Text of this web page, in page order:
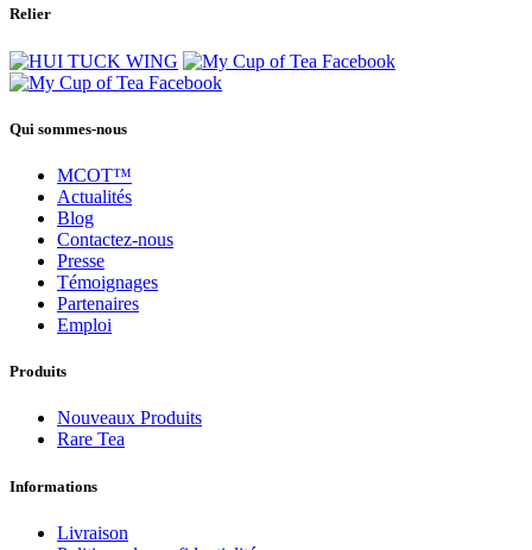
Relier
Qui sommes-nous
MCOT™
Actualités
Blog
Contactez-nous
Presse
Témoignages
Partenaires
Emploi
Produits
Nouveaux Produits
Rare Tea
Informations
Livraison